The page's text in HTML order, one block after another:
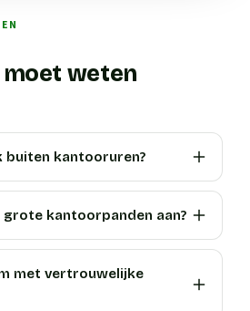
weten
buiten kantooruren?
grote kantoorpanden aan?
met vertrouwelijke